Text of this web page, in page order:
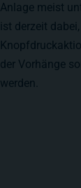
Anlage meist
ist derzeit
der Vorhänge
werden.